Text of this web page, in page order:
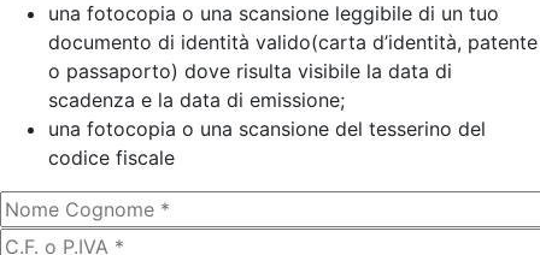
una fotocopia o una scansione leggibile di un tuo
documento di identità valido(carta d’identità, patente
o passaporto) dove risulta visibile la data di
scadenza e la data di emissione;
una fotocopia o una scansione del tesserino del
codice fiscale